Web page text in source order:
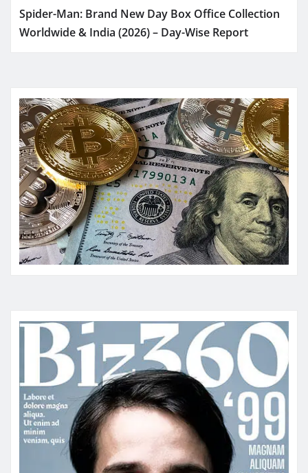
Spider-Man: Brand New Day Box Office Collection
Worldwide & India (2026) – Day-Wise Report